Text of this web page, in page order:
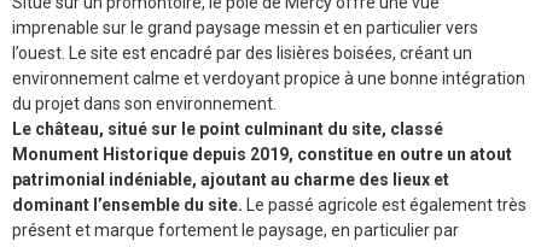
imprenable sur le grand paysage messin et en particulier vers
l’ouest. Le site est encadré par des lisières boisées, créant un
environnement calme et verdoyant propice à une bonne intégration
du projet dans son environnement.
Le château, situé sur le point culminant du site, classé
Monument Historique depuis 2019, constitue en outre un atout
patrimonial indéniable, ajoutant au charme des lieux et
dominant l’ensemble du site. Le passé agricole est également très
présent et marque fortement le paysage, en particulier par